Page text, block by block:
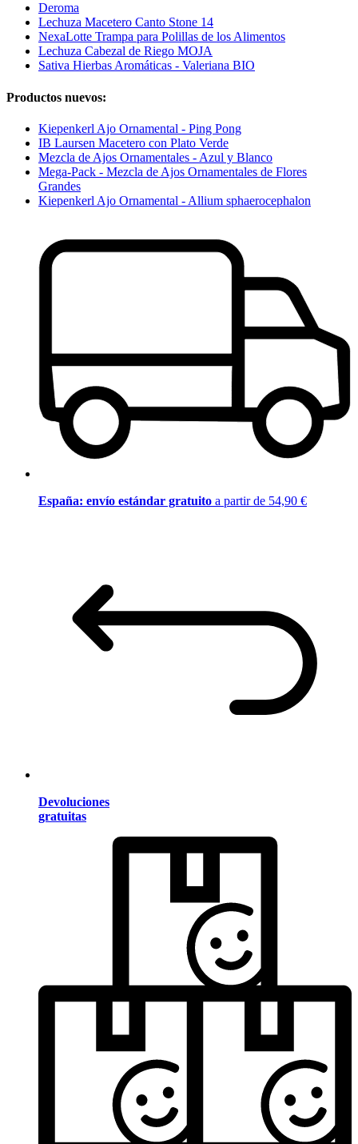
Deroma
Lechuza Macetero Canto Stone 14
NexaLotte Trampa para Polillas de los Alimentos
Lechuza Cabezal de Riego MOJA
Sativa Hierbas Aromáticas - Valeriana BIO
Productos nuevos:
Kiepenkerl Ajo Ornamental - Ping Pong
IB Laursen Macetero con Plato Verde
Mezcla de Ajos Ornamentales - Azul y Blanco
Mega-Pack - Mezcla de Ajos Ornamentales de Flores
Grandes
Kiepenkerl Ajo Ornamental - Allium sphaerocephalon
España: envío estándar gratuito a partir de 54,90 €
Devoluciones
gratuitas